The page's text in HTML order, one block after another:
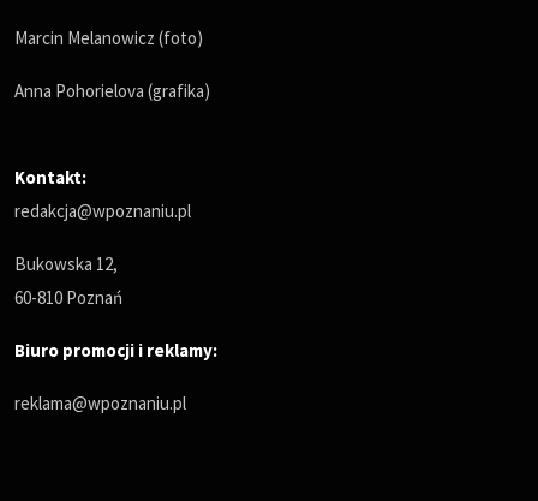
Marcin Melanowicz (foto)
Anna Pohorielova (grafika)
Kontakt:
redakcja@wpoznaniu.pl
Bukowska 12,
60-810 Poznań
Biuro promocji i reklamy:
reklama@wpoznaniu.pl